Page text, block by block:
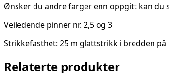
Ønsker du andre farger enn oppgitt kan du
Veiledende pinner nr. 2,5 og 3
Strikkefasthet: 25 m glattstrikk i bredden på
Relaterte produkter